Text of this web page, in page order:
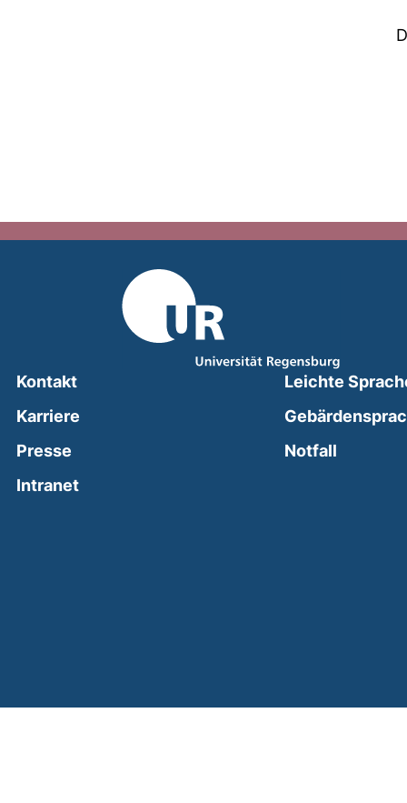
Kontakt
Karriere
Presse
Intranet(external link, opens in a new window)
Leichte
Notfall